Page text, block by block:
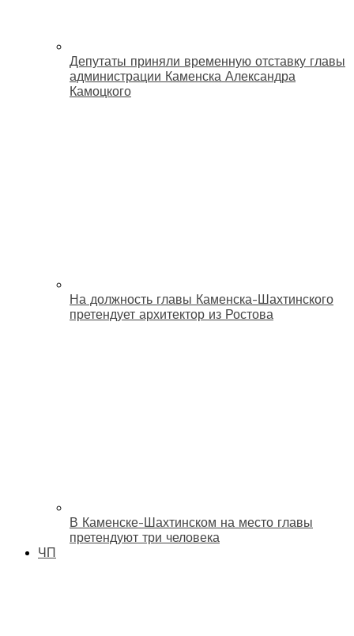
Депутаты приняли временную отставку главы
администрации Каменска Александра
Камоцкого
На должность главы Каменска-Шахтинского
претендует архитектор из Ростова
В Каменске-Шахтинском на место главы
претендуют три человека
ЧП